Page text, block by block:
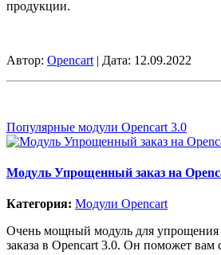
продукции.
Автор: Opencart | Дата: 12.09.2022
Популярные модули Opencart 3.0
Модуль Упрощенный заказ на
Категория: Модули Opencart
Очень мощный модуль для
заказа в Opencart 3.0. Он поможет вам